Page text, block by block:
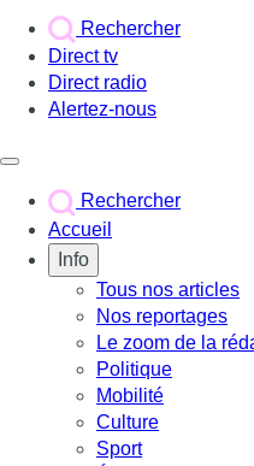
Rechercher
Direct tv
Direct radio
Alertez-nous
Rechercher
Accueil
Info
Tous nos articles
Nos reportages
Le zoom de la
Politique
Mobilité
Culture
Sport